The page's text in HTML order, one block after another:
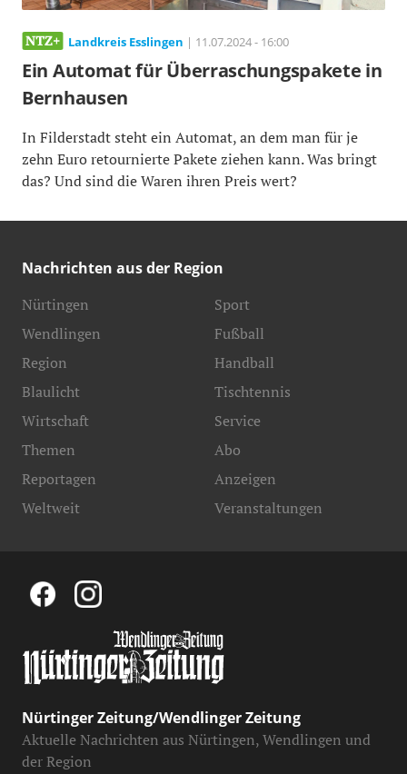
Landkreis Esslingen | 11.07.2024 - 16:00
Ein Automat für Überraschungspakete in
Bernhausen
In Filderstadt steht ein Automat, an dem man für je
zehn Euro retournierte Pakete ziehen kann. Was bringt
das? Und sind die Waren ihren Preis wert?
Nachrichten aus der Region
Nürtingen
Wendlingen
Region
Blaulicht
Sport
Fußball
Handball
Tischtennis
Wirtschaft
Themen
Reportagen
Weltweit
Service
Abo
Anzeigen
Veranstaltungen
Nürtinger Zeitung/Wendlinger Zeitung
Aktuelle Nachrichten aus Nürtingen, Wendlingen und
der Region